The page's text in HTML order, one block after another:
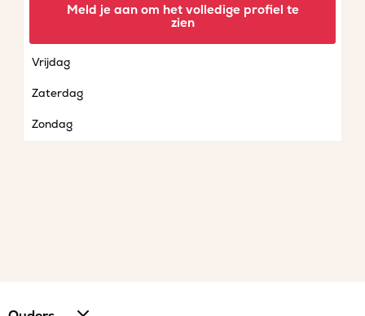
Vrijdag
Zaterdag
Zondag
Meld je aan om het volledige profiel te
zien